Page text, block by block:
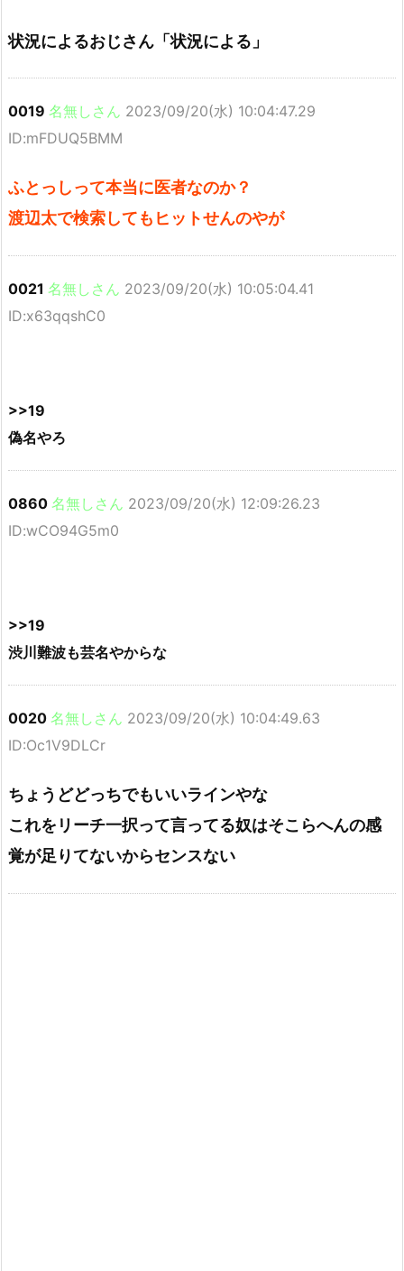
状況によるおじさん「状況による」
0019 名無しさん 2023/09/20(水) 10:04:47.29
ID:mFDUQ5BMM
ふとっしって本当に医者なのか？
渡辺太で検索してもヒットせんのやが
0021 名無しさん 2023/09/20(水) 10:05:04.41
ID:x63qqshC0
>>19
偽名やろ
0860 名無しさん 2023/09/20(水) 12:09:26.23
ID:wCO94G5m0
>>19
渋川難波も芸名やからな
0020 名無しさん 2023/09/20(水) 10:04:49.63
ID:Oc1V9DLCr
ちょうどどっちでもいいラインやな
これをリーチ一択って言ってる奴はそこらへんの感
覚が足りてないからセンスない